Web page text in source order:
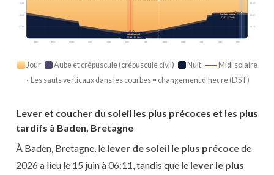
janv. févr. mars avril mai juin juil. août sept. oct. nov. déc.
15:00 15:00
18:00 18:00
21:00 21:00
Earliest sunset
17:21 · 11 déc.
Latest sunset
22:15 · 26 juin
Jour Aube et crépuscule (crépuscule civil) Nuit
Midi solaire
· Les sauts verticaux dans les courbes = changement d'heure (DST)
Lever et coucher du soleil les plus précoces et les plus
tardifs à Baden, Bretagne
À Baden, Bretagne, le lever de soleil le plus précocede
2026 a lieu le 15 juin à 06:11, tandis que le lever le plus